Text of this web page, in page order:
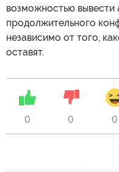
возможностью вывести
продолжительного
независимо от того,
оставят.
0 0 0